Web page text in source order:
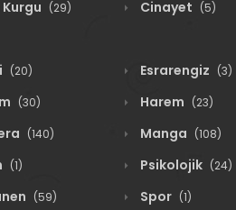
(29) Cinayet (5)
(20) Esrarengiz (3)
(30) Harem (23)
(140) Manga (108)
(1) Psikolojik (24)
(59) Spor (1)